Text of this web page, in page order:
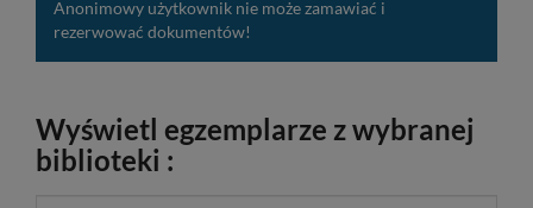
Anonimowy użytkownik nie może zamawiać i
rezerwować dokumentów!
Wyświetl egzemplarze z wybranej
biblioteki :